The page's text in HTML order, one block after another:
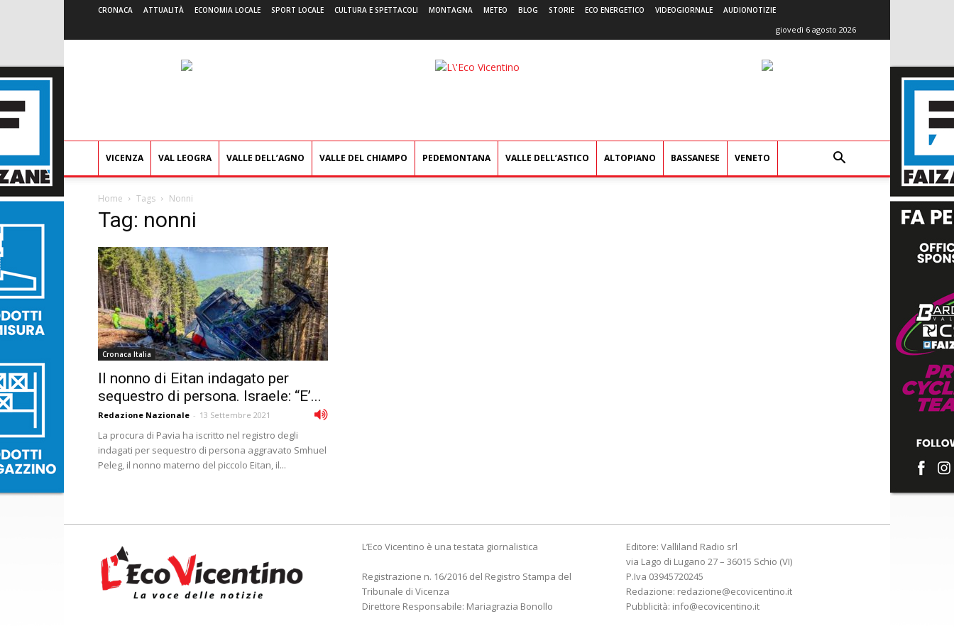
CRONACA ATTUALITÀ ECONOMIA LOCALE SPORT LOCALE CULTURA E SPETTACOLI MONTAGNA METEO BLOG STORIE ECO ENERGETICO VIDEOGIORNALE AUDIONOTIZIE
giovedì 6 agosto 2026
L'Eco
VICENZA VAL LEOGRA VALLE DELL’AGNO VALLE DEL CHIAMPO PEDEMONTANA VALLE DELL’ASTICO ALTOPIANO BASSANESE VENETO
Home Tags Nonni
Tag: nonni
Cronaca Italia
Il nonno di Eitan indagato per
sequestro di persona. Israele: “E’...
Redazione Nazionale - 13 Settembre 2021
La procura di Pavia ha iscritto nel registro degli
indagati per sequestro di persona aggravato Smhuel
Peleg, il nonno materno del piccolo Eitan, il...
L’Eco Vicentino è una testata giornalistica
Registrazione n. 16/2016 del Registro Stampa del
Tribunale di Vicenza
Direttore Responsabile: Mariagrazia Bonollo
Editore: Valliland Radio srl
via Lago di Lugano 27 – 36015 Schio (VI)
P.Iva 03945720245
Redazione: redazione@ecovicentino.it
Pubblicità: info@ecovicentino.it